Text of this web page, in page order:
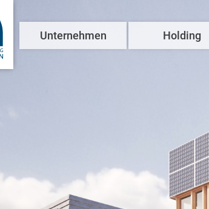
Unternehmen
News & Presse
Holding